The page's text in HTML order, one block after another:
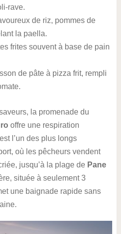
rave.
de riz, pommes de
la paella.
frites souvent à base de pain
de pâte à pizza frit, rempli
la promenade du
offre une respiration
l’un des plus longs
où les pêcheurs vendent
jusqu’à la plage de Pane
située à seulement 3
une baignade rapide sans